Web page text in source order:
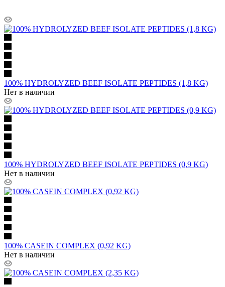
100% HYDROLYZED BEEF ISOLATE PEPTIDES (1,8 KG)
Нет в наличии
100% HYDROLYZED BEEF ISOLATE PEPTIDES (0,9 KG)
Нет в наличии
100% CASEIN COMPLEX (0,92 KG)
Нет в наличии